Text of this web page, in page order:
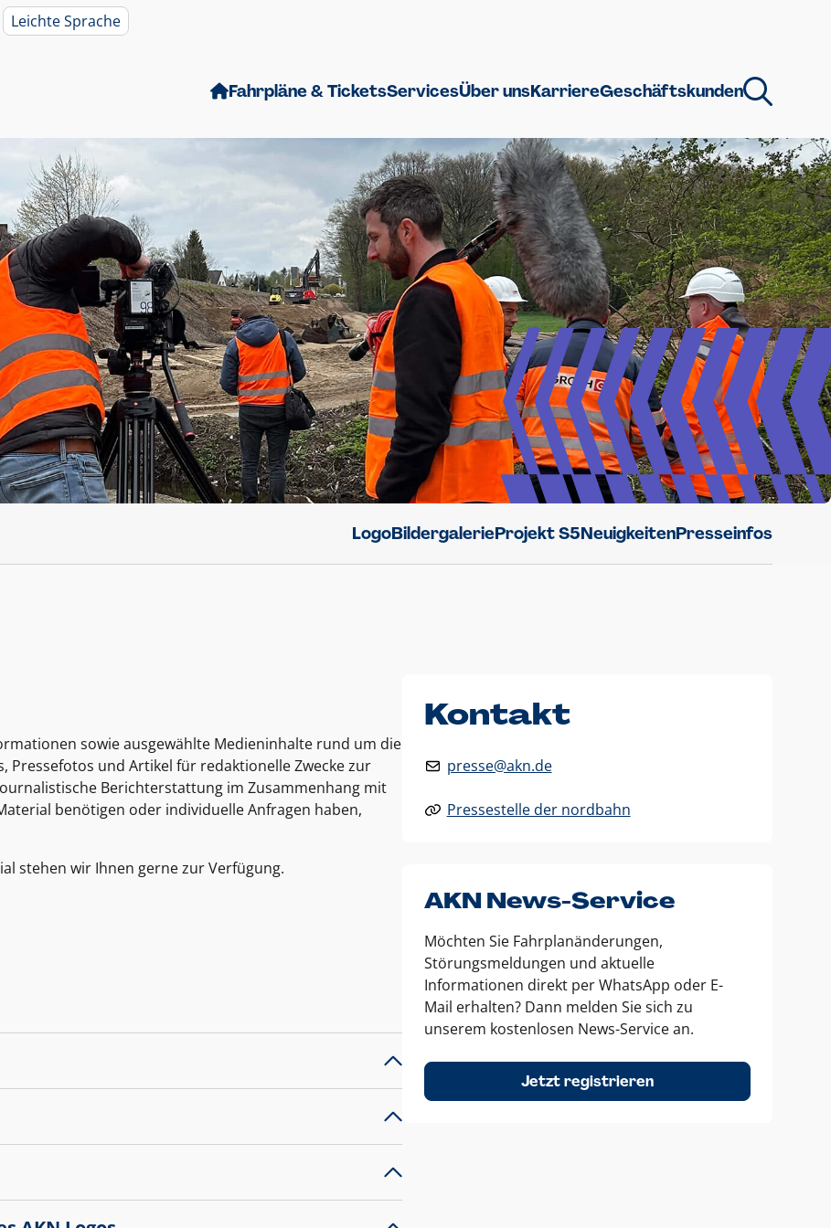
Leichte Sprache
Fahrpläne & TicketsServicesÜber unsKarriereGeschäftskunden
LogoBildergalerieProjekt S5NeuigkeitenPresseinfos
sowie ausgewählte Medieninhalte rund um die
Pressefotos und Artikel für redaktionelle Zwecke zur
Berichterstattung im Zusammenhang mit
benötigen oder individuelle Anfragen haben,
stehen wir Ihnen gerne zur Verfügung.
Kontakt
presse@akn.de
Pressestelle der nordbahn
AKN News-Service
Möchten Sie Fahrplanänderungen,
Störungsmeldungen und aktuelle
Informationen direkt per WhatsApp oder E-
Mail erhalten? Dann melden Sie sich zu
unserem kostenlosen News-Service an.
Jetzt registrieren